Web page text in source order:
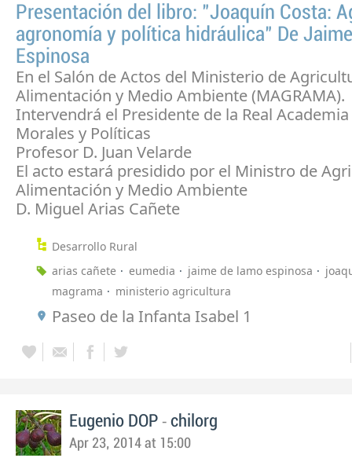
Presentación del libro: "Joaquín Costa:
agronomía y política hidráulica" De
Espinosa
En el Salón de Actos del Ministerio de
Alimentación y Medio Ambiente (MAGRAMA).
Intervendrá el Presidente de la Real
Morales y Políticas
Profesor D. Juan Velarde
El acto estará presidido por el Ministro de
Alimentación y Medio Ambiente
D. Miguel Arias Cañete
Desarrollo Rural
arias cañete
eumedia jaime de lamo espinosa
magrama
ministerio agricultura
Paseo de la Infanta Isabel 1
Eugenio DOP - chilorg
Apr 23, 2014 at 15:00